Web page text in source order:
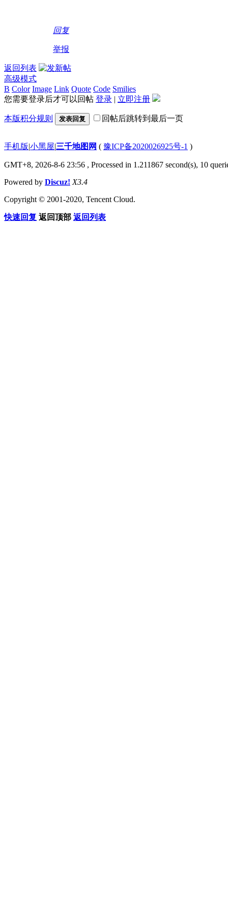
回复
举报
返回列表
高级模式
B Color Image Link Quote Code Smilies
您需要登录后才可以回帖 登录 | 立即注册
本版积分规则 发表回复 回帖后跳转到最后一页
手机版|小黑屋|三千地图网 ( 豫ICP备2020026925号-1 )
GMT+8, 2026-8-6 23:56 , Processed in 1.211867 second(s), 10
Powered by Discuz! X3.4
Copyright © 2001-2020, Tencent Cloud.
快速回复 返回顶部 返回列表